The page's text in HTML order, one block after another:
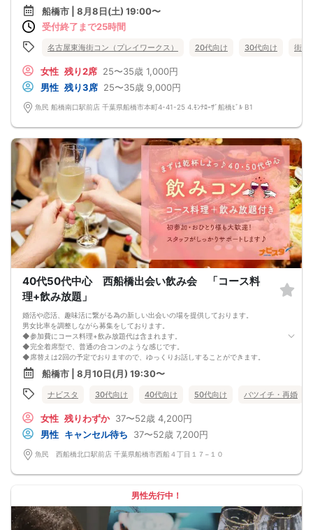
他の1名参加の方とペアになりますし、友達作りにも最適です。
基本的には２：２のグループトークとなります。
（１：１でのトークはございませんので、予めご了承ください）
このカードのおかけで 終始無言で終わっちゃった・・・
プロフィールカードを活用し、「はじめまして」から会話を楽しみましょう。
★完全着席型・連絡先交換は自由★
完全着席型で席替えはできる限り行います。
換ができなかった」なんてことはありません。
---------------------------
【お客様へのお願い】
1. ２名様以上でのご参加は必ず同性同士でお申し込みください。
2. 服装の指定はございません。多くのお客様はカジュアルな格好でおこしになら
れています。
3. 開催判断はイベント前日の時点で男性３名・女性３名以上のお申し込みからに
なりますが、当日に参加者のキャンセルで比率が崩れた場合や開催判断人数を下
回った場合、一切返金などの保証はいたしませんのでご了承ください。
4. イベントページ内の「お申し込み状況」等はキャンセルなどで当日の参加人
数、男女比率と異なる可能性がございます。
5. 当日は店舗の外ではなく店舗内で受付いたします。店内に入り店員に「街コン
で来た」旨をお伝えください。
6. お釣りの用意はございませんので、出ないようにご準備お願いします。
7. 当日は年齢確認のできる身分証をお持ちください。イベントの対象年齢でない
ことが発覚した場合、参加費を全額徴収し返金はいたしかねます。
8. 15分以上の遅刻はキャンセルとみなす可能性があります。
9. 当日受付にお越しになってからのキャンセル、途中キャンセルは出来ません。
泊費、通信費等の返金は行いません。
11. 領収書の発行はいたしかねます。
お申し込みが完了した時点で上記すべての事項に同意したと判断いたします。
8/8(土)アラサー夜コン船橋
船橋市 | 8月8日(土) 19:00〜
受付終了まで25時間
名古屋東海街コン（プレイワークス） 20代向け 30代向け 街コ
女性 残り2席 25〜35歳 1,000円
男性 残り3席 25〜35歳 9,000円
魚民 船橋南口駅前店 千葉県船橋市本町4-41-25 4.ﾓﾝﾃﾛｰｻﾞ船橋ﾋﾞﾙ B1
40代50代中心 西船橋出会い飲み会 「コース料
理+飲み放題」
婚活や恋活、趣味活に繋がる為の新しい出会いの場を提供しております。
男女比率を調整しながら募集をしております。
◆参加費にコース料理+飲み放題代は含まれます。
◆完全着席型で、普通の合コンのような感じです。
◆席替えは2回の予定でおりますので、ゆっくりお話しすることができます。
少人数開催の場合席替えがない場合もございます。
◆スタートから終わりまで、スタッフも同行しますので、一人参加の方や初参加
の方も安心だと思います。
◆カップリング・プロフィールカードの記入はございません。
換しておいてください。
最大人数・最少人数について
◆最少開催人数 男性2名・女性2名になります。
◆最大募集人数 男性10名・女性10名になります。
※但し、企画により変動する場合がございます。
素が大きいです。
結局は、運次第のところはございます。
船橋市 | 8月10日(月) 19:30〜
ナビスタ 30代向け 40代向け 50代向け バツイチ・再婚
女性 残りわずか 37〜52歳 4,200円
男性 キャンセル待ち 37〜52歳 7,200円
魚民 西船橋北口駅前店 千葉県船橋市西船４丁目１７−１０
男性先行中！